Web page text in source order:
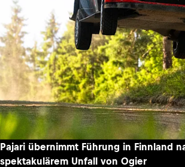
Pajari übernimmt Führung in Finnland
spektakulärem Unfall von Ogier